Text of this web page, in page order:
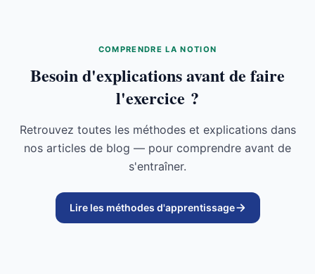
COMPRENDRE LA NOTION
Besoin d'explications avant de faire
l'exercice ?
Retrouvez toutes les méthodes et explications dans
nos articles de blog — pour comprendre avant de
s'entraîner.
Lire les méthodes d'apprentissage